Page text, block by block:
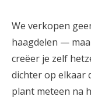
We verkopen
haagdelen —
creëer je zelf
dichter op elkaar
plant meteen na